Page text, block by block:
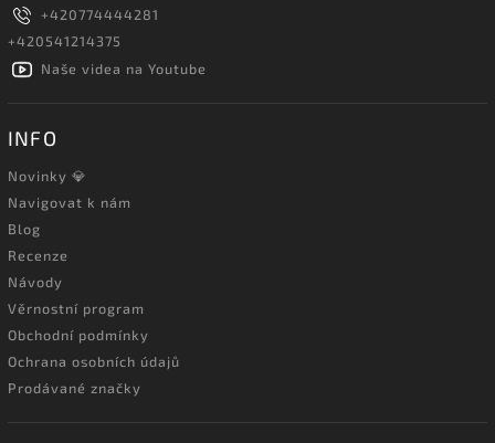
+420774444281
+420541214375
Naše videa na Youtube
INFO
Novinky 💎
Navigovat k nám
Blog
Recenze
Návody
Věrnostní program
Obchodní podmínky
Ochrana osobních údajů
Prodávané značky